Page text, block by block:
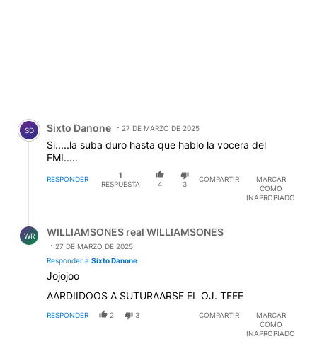
Comentario de Sixto Danone.
SD Sixto Danone 27 DE MARZO DE 2025
Si.....la suba duro hasta que hablo la vocera del
FMI.....
RESPONDER
1
RESPUESTA
4 3
COMPARTIR
MARCAR
COMO
INAPROPIADO
WR WILLIAMSONES real WILLIAMSONES
27 DE MARZO DE 2025
Responder a Sixto Danone
Jojojoo
AARDIIDOOS A SUTURAARSE EL OJ. TEEE
RESPONDER 2 3 COMPARTIR
MARCAR
COMO
INAPROPIADO